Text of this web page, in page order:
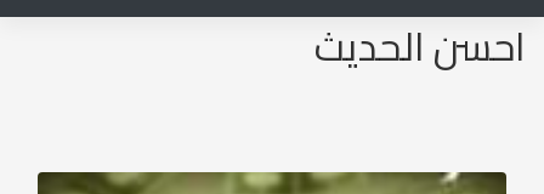
احسن الحديث